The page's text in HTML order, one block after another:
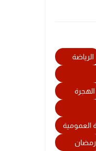
الرياضة
الهجرة
العمومية
رمضان